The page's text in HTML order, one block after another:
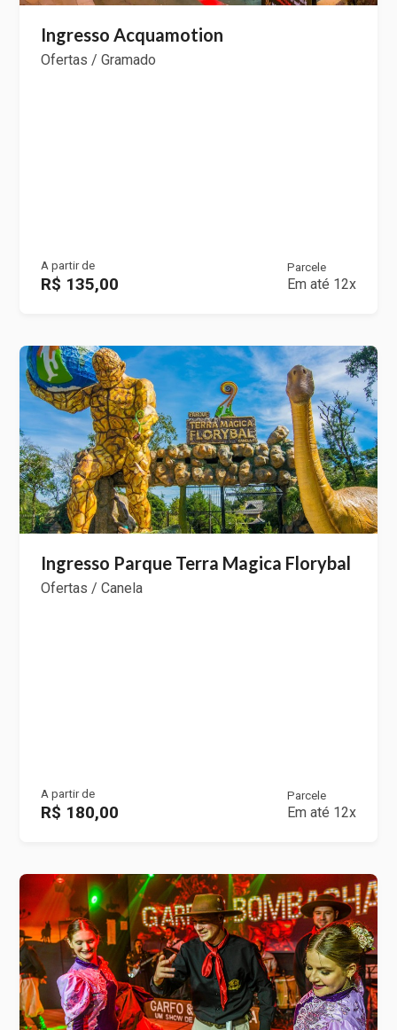
Ingresso Acquamotion
Ofertas / Gramado
A partir de
R$ 135,00
Parcele
Em até 12x
Ingresso Parque Terra Magica Florybal
Ofertas / Canela
A partir de
R$ 180,00
Parcele
Em até 12x